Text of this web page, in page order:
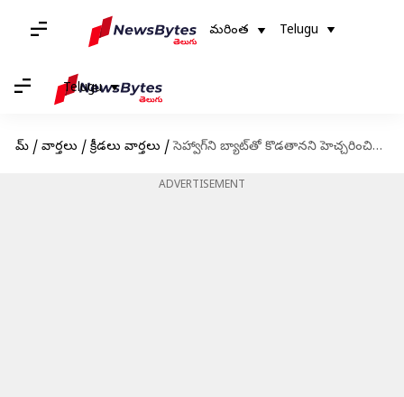
మరింత Telugu
Telugu
హోమ్ / వార్తలు / క్రీడలు వార్తలు / సెహ్వాగ్‌ని బ్యాట్‌తో కొడతానని హెచ్చరించిన సచిన్ టెండుల్కర్
ADVERTISEMENT